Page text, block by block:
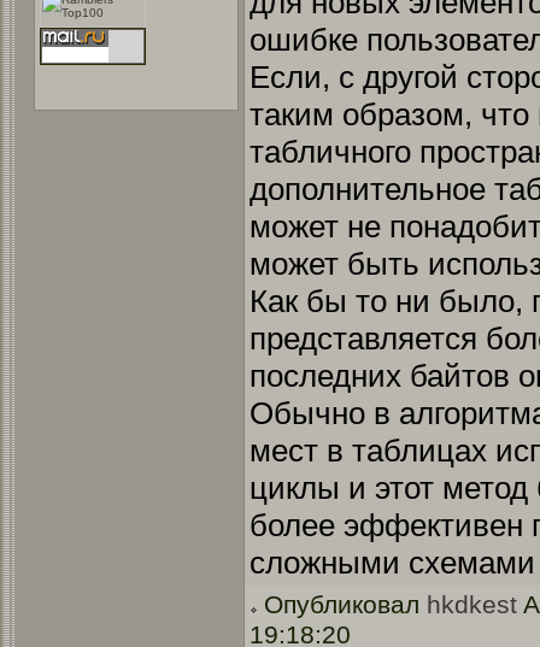
ошибке
Если, с другой
таким образом,
табличного
дополнительное
может не
может быть
Как бы то ни было,
представляется
последних байтов
Обычно в
мест в таблицах
циклы и этот метод
более эффективен
сложными
Опубликовал hkdkest
19:18:20